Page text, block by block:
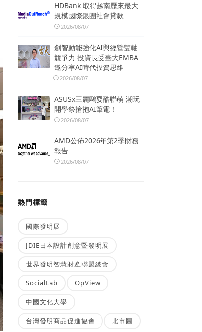
HDBank 取得越南歷來最大
規模國際銀團社會貸款
2026/08/07
創智動能強化AI與經營雙軸
競爭力 投資長受臺大EMBA
邀分享AI時代投資思維
2026/08/07
ASUSx三麗鷗耍酷聯萌 潮玩
開學祭搶抱AI筆電！
2026/08/07
AMD公佈2026年第2季財務
報告
2026/08/07
熱門標籤
國際發明展
JDIE日本設計創意暨發明展
世界發明智慧財產聯盟總會
SocialLab OpView
中國文化大學
台灣發明商品促進協會 北市圖